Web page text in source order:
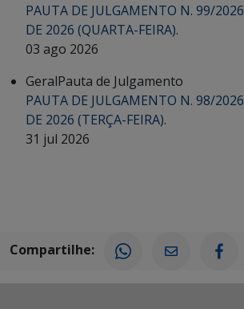
PAUTA DE JULGAMENTO N. 99/
DE 2026 (QUARTA-FEIRA).
03 ago 2026
GeralPauta de Julgamento
PAUTA DE JULGAMENTO N. 98/
DE 2026 (TERÇA-FEIRA).
31 jul 2026
Compartilhe: